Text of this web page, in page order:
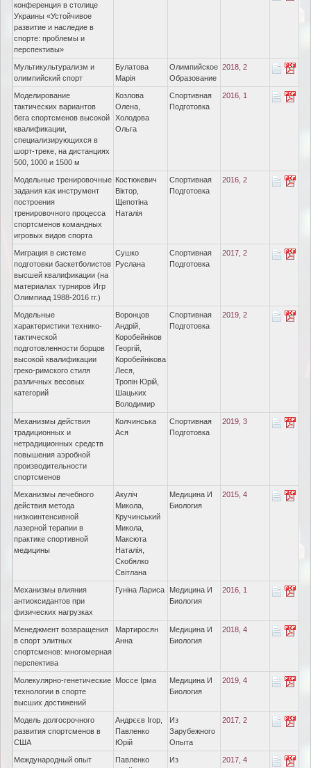
конференция в столице
Украины «Устойчивое
развитие и наследие в
спорте: проблемы и
перспективы»
Мультикультурализм и
олимпийский спорт
Булатова
Марія
Олимпийское
Образование
2018, 2
Моделирование
тактических вариантов
бега спортсменов высокой
квалификации,
специализирующихся в
шорт-треке, на дистанциях
500, 1000 и 1500 м
Козлова
Олена,
Холодова
Ольга
Спортивная
Подготовка
2016, 1
Модельные тренировочные
задания как инструмент
построения
тренировочного процесса
спортсменов командных
игровых видов спорта
Костюкевич
Віктор,
Щепотіна
Наталія
Спортивная
Подготовка
2016, 2
Миграция в системе
подготовки баскетболистов
высшей квалификации (на
материалах турниров Игр
Олимпиад 1988-2016 гг.)
Сушко
Руслана
Спортивная
Подготовка
2017, 2
Модельные
характеристики технико-
тактической
подготовленности борцов
высокой квалификации
греко-римского стиля
различных весовых
категорий
Воронцов
Андрій,
Коробейніков
Георгій,
Коробейнікова
Леся,
Тропін Юрій,
Шацьких
Володимир
Спортивная
Подготовка
2019, 2
Механизмы действия
традиционных и
нетрадиционных средств
повышения аэробной
производительности
спортсменов
Колчинська
Ася
Спортивная
Подготовка
2019, 3
Механизмы лечебного
действия метода
низкоинтенсивной
лазерной терапии в
практике спортивной
медицины
Акуліч
Микола,
Кручинський
Микола,
Максюта
Наталія,
Скобялко
Світлана
Медицина И
Биология
2015, 4
Механизмы влияния
антиоксидантов при
физических нагрузках
Гуніна Лариса
Медицина И
Биология
2016, 1
Менеджмент возвращения
в спорт элитных
спортсменов: многомерная
перспектива
Мартиросян
Анна
Медицина И
Биология
2018, 4
Молекулярно-генетические
технологии в спорте
высших достижений
Моссе Ірма
Медицина И
Биология
2019, 4
Модель долгосрочного
развития спортсменов в
США
Андрєєв Ігор,
Павленко
Юрій
Из
Зарубежного
Опыта
2017, 2
Международный опыт
Павленко
Из
2017, 4